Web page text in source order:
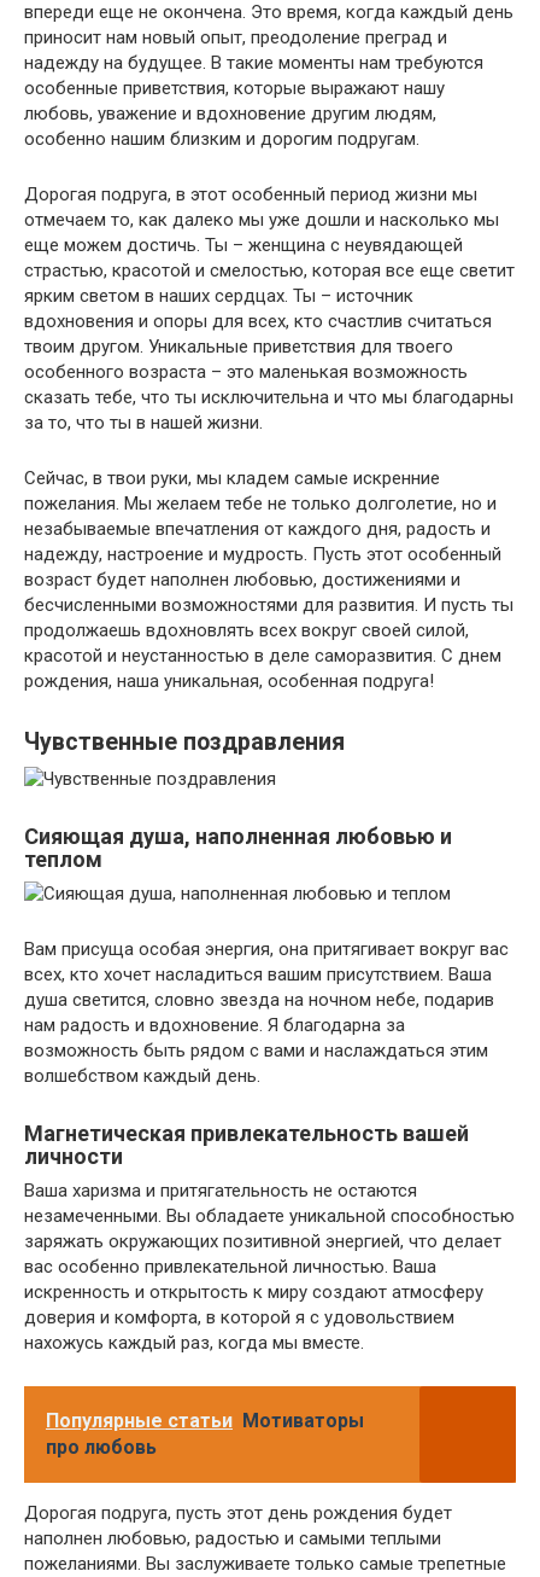
впереди еще не окончена. Это время, когда каждый день
приносит нам новый опыт, преодоление преград и
надежду на будущее. В такие моменты нам требуются
особенные приветствия, которые выражают нашу
любовь, уважение и вдохновение другим людям,
особенно нашим близким и дорогим подругам.
Дорогая подруга, в этот особенный период жизни мы
отмечаем то, как далеко мы уже дошли и насколько мы
еще можем достичь. Ты – женщина с неувядающей
страстью, красотой и смелостью, которая все еще светит
ярким светом в наших сердцах. Ты – источник
вдохновения и опоры для всех, кто счастлив считаться
твоим другом. Уникальные приветствия для твоего
особенного возраста – это маленькая возможность
сказать тебе, что ты исключительна и что мы благодарны
за то, что ты в нашей жизни.
Сейчас, в твои руки, мы кладем самые искренние
пожелания. Мы желаем тебе не только долголетие, но и
незабываемые впечатления от каждого дня, радость и
надежду, настроение и мудрость. Пусть этот особенный
возраст будет наполнен любовью, достижениями и
бесчисленными возможностями для развития. И пусть ты
продолжаешь вдохновлять всех вокруг своей силой,
красотой и неустанностью в деле саморазвития. С днем
рождения, наша уникальная, особенная подруга!
Чувственные поздравления
Сияющая душа, наполненная любовью и
теплом
Вам присуща особая энергия, она притягивает вокруг вас
всех, кто хочет насладиться вашим присутствием. Ваша
душа светится, словно звезда на ночном небе, подарив
нам радость и вдохновение. Я благодарна за
возможность быть рядом с вами и наслаждаться этим
волшебством каждый день.
Магнетическая привлекательность вашей
личности
Ваша харизма и притягательность не остаются
незамеченными. Вы обладаете уникальной способностью
заряжать окружающих позитивной энергией, что делает
вас особенно привлекательной личностью. Ваша
искренность и открытость к миру создают атмосферу
доверия и комфорта, в которой я с удовольствием
нахожусь каждый раз, когда мы вместе.
Популярные статьи Мотиваторы
про любовь
Дорогая подруга, пусть этот день рождения будет
наполнен любовью, радостью и самыми теплыми
пожеланиями. Вы заслуживаете только самые трепетные